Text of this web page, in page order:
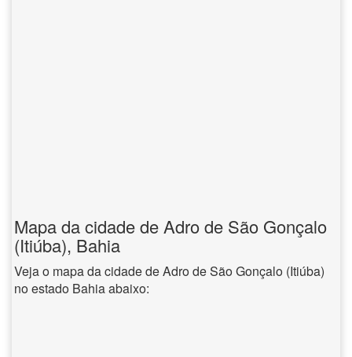
Mapa da cidade de Adro de São Gonçalo
(Itiúba), Bahia
Veja o mapa da cidade de Adro de São Gonçalo (Itiúba)
no estado Bahia abaixo: